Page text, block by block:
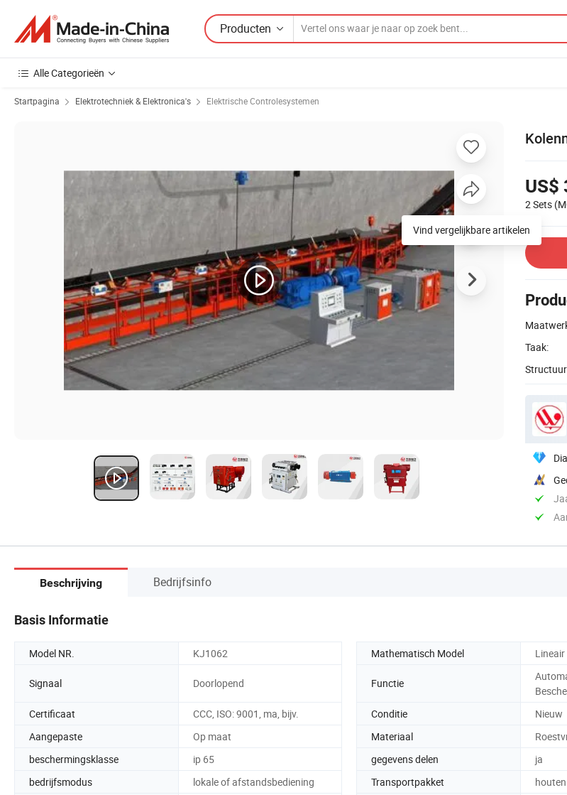
Producten
Alle Categorieën
Startpagina Elektrotechniek & Elektronica's Elektrische Controlesystemen
US$
2 Sets
Taak:
Vind vergelijkbare artikelen
Beschrijving Bedrijfsinfo
Basis Informatie
Model NR. KJ1062 Mathematisch Model Lineair
Signaal Doorlopend Functie
Certificaat
CCC, ISO: 9001, ma, bijv. Conditie
Nieuw
Aangepaste
Op maat Materiaal
beschermingsklasse
ip 65 gegevens delen
ja
bedrijfsmodus
lokale of afstandsbediening Transportpakket